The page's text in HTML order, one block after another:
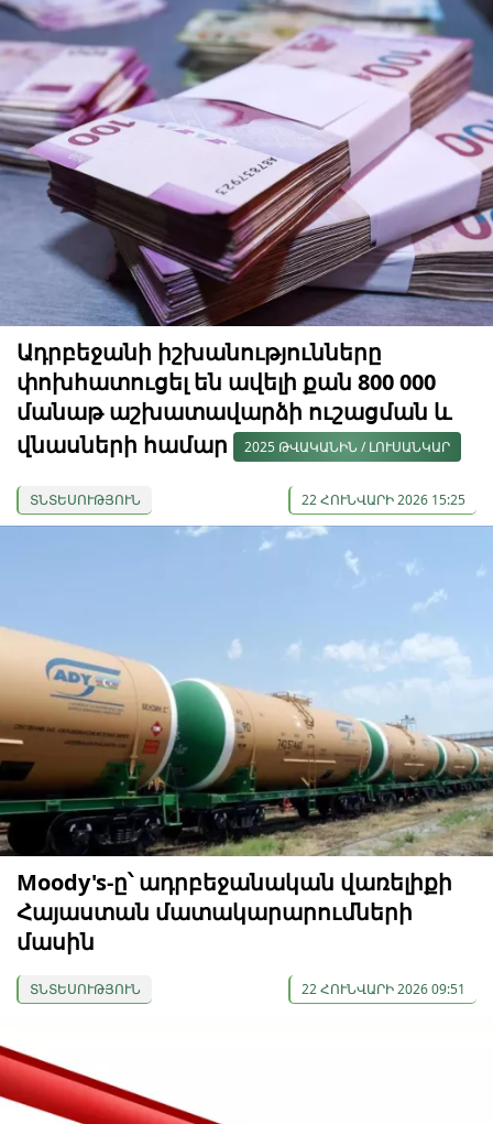
Ադրբեջանի իշխանությունները
փոխհատուցել են ավելի քան 800 000
մանաթ աշխատավարձի ուշացման և
վնասների համար
2025 ԹՎԱԿԱՆԻՆ / ԼՈՒՍԱՆԿԱՐ
ՏՆՏԵՍՈՒԹՅՈՒՆ 22 ՀՈՒՆՎԱՐԻ 2026 15:25
Moody's-ը՝ ադրբեջանական վառելիքի
Հայաստան մատակարարումների
մասին
ՏՆՏԵՍՈՒԹՅՈՒՆ 22 ՀՈՒՆՎԱՐԻ 2026 09:51